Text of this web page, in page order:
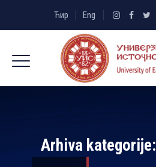
Ћир Eng
Arhiva kategorije: